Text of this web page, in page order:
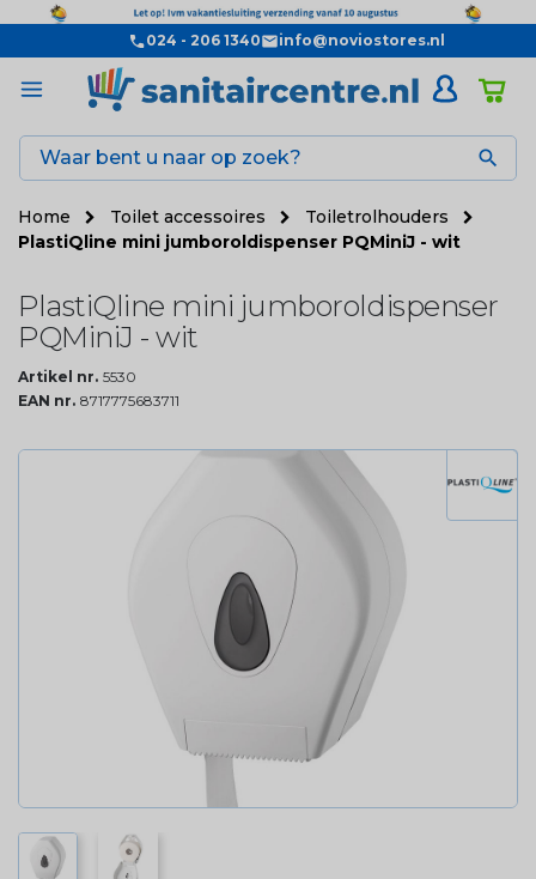
024 - 206 1340 info@noviostores.nl

Home Toilet accessoires
Toiletrolhouders
PlastiQline mini jumboroldispenser PQMiniJ - wit
PlastiQline mini jumboroldispenser
PQMiniJ - wit
Artikel nr. 5530
EAN nr. 8717775683711